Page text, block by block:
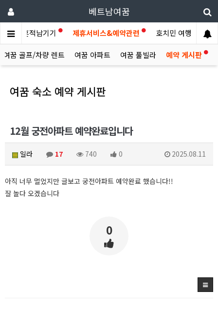
베트남여꿈
기 흔적남기기 제휴서비스&예약관련 호치민 여행후기
여꿈 골프/차량 렌트 여꿈 아파트 여꿈 풀빌라 예약 게시판
여꿈 숙소 예약 게시판
12월 궁전아파트 예약완료입니다
일라 17 740 0 2025.08.11
아직 너무 멀었지만 글보고 궁전아파트 예약완료 했습니다!!
잘 놀다 오겠습니다
0